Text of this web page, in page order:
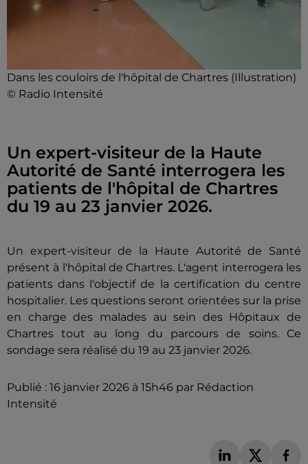
Dans les couloirs de l'hôpital de Chartres (Illustration)
© Radio Intensité
Un expert-visiteur de la Haute
Autorité de Santé interrogera les
patients de l'hôpital de Chartres
du 19 au 23 janvier 2026.
Un expert-visiteur de la Haute Autorité de Santé
présent à l'hôpital de Chartres. L'agent interrogera les
patients dans l'objectif de la certification du centre
hospitalier. Les questions seront orientées sur la prise
en charge des malades au sein des Hôpitaux de
Chartres tout au long du parcours de soins. Ce
sondage sera réalisé du 19 au 23 janvier 2026.
Publié : 16 janvier 2026 à 15h46 par Rédaction
Intensité